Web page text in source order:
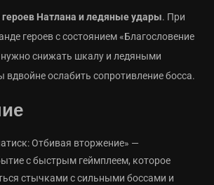
Натлана и ледяные удары. При
героев с состоянием «Благословение
нужно снижать шкалу и ледяными
вдвойне ослабить сопротивление босса.
Отбивая вторжение» —
с быстрым геймплеем, которое
стычками с сильными боссами и